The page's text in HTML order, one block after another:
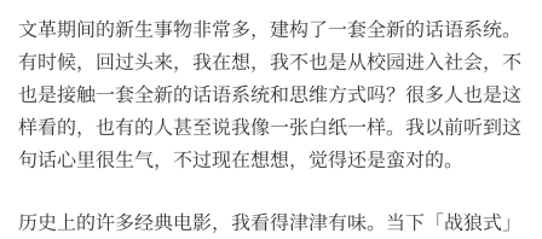
文革期间的新生事物非常多，建构了一套全新的话语系统。
有时候，回过头来，我在想，我不也是从校园进入社会，不
也是接触一套全新的话语系统和思维方式吗？很多人也是这
样看的，也有的人甚至说我像一张白纸一样。我以前听到这
句话心里很生气，不过现在想想，觉得还是蛮对的。
历史上的许多经典电影，我看得津津有味。当下「战狼式」